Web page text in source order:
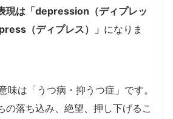
現は「depression（ディプレッ
（ディプレス）」 になりま
は「うつ病・抑うつ症」です。
の落ち込み、絶望、押し下げるこ